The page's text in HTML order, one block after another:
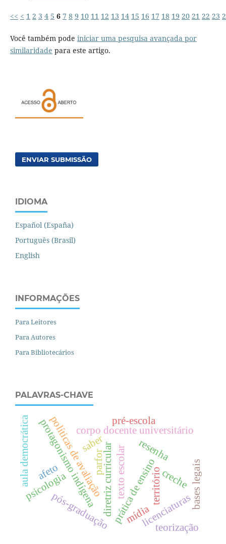
<< < 1 2 3 4 5 6 7 8 9 10 11 12 13 14 15 16 17 18 19 20 21 22 23
Você também pode iniciar uma pesquisa avançada por
similaridade para este artigo.
ENVIAR SUBMISSÃO
IDIOMA
Español (España)
Português (Brasil)
English
INFORMAÇÕES
Para Leitores
Para Autores
Para Bibliotecários
PALAVRAS-CHAVE
resenha
território
diretriz curricularprática de ensino
texto escolar
políticas de avaliação
pós-graduação
protagonismo indígena
saber
corpo docente universitário
mídialicenciaturas
parfor
pré-escola
creche bases legais
psicologia
aula democrática
teorização
afeto